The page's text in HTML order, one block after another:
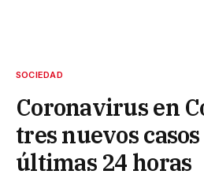
SOCIEDAD
Coronavirus en
tres nuevos
últimas 24 horas